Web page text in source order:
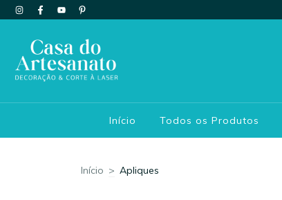
Início Todos os Produtos
Início > Apliques